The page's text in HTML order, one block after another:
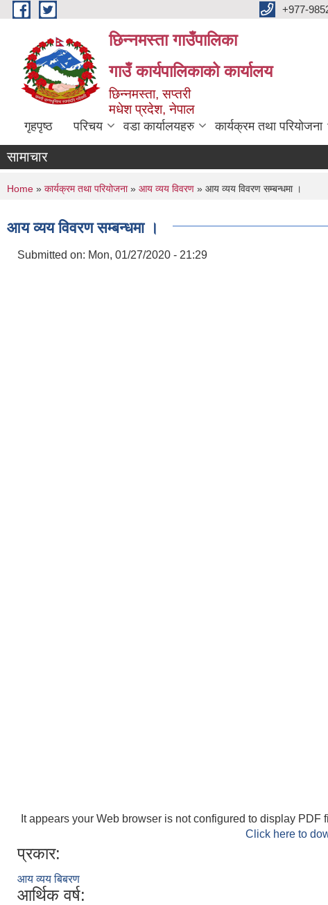
Skip to main content +977-
छिन्नमस्ता गाउँपालिका
गाउँ कार्यपालिकाको कार्यालय
छिन्नमस्ता, सप्तरी
मधेश प्रदेश, नेपाल
गृहपृष्ठ परिचय वडा कार्यालयहरु कार्यक्रम तथा परियोजना
सामाचार
You are here
Home » कार्यक्रम तथा परियोजना» आय व्यय विवरण » आय व्यय विवरण सम्बन्धमा ।
आय व्यय विवरण सम्बन्धमा ।
Submitted on: Mon, 01/27/2020 - 21:29
It appears your Web browser is not configured to display PDF
Click here to
प्रकार:
आय व्यय बिबरण
आर्थिक वर्ष: